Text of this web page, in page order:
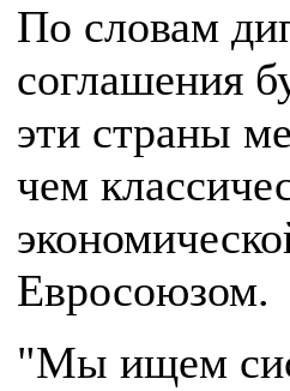
По словам
соглашения
эти страны
чем
Евросоюзом.
"Мы ищем